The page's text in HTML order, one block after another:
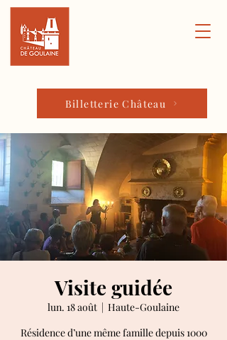
Billetterie Château
Visite guidée
lun. 18 août
  |
Haute-Goulaine
Résidence d’une même famille depuis 1000